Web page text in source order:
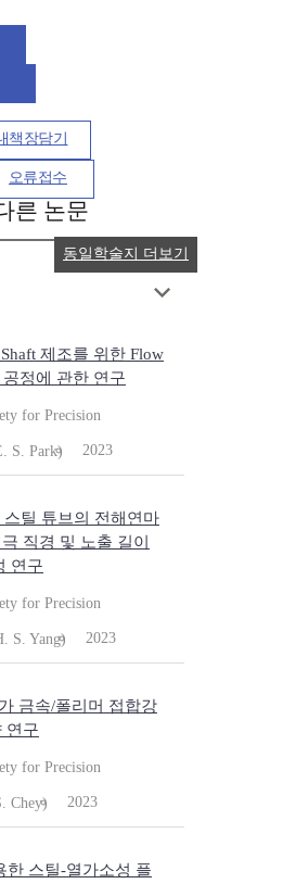
책장담기
오류접수
른 논문
제조를 위한 Flow
정에 관한 연구
for Precision
S. Park)
2023
틸 튜브의 전해연마
직경 및 노출 길이
연구
for Precision
S. Yang)
2023
금속/폴리머 접합강
연구
for Precision
Chey)
2023
한 스틸-열가소성 플
동일학술지 더보기